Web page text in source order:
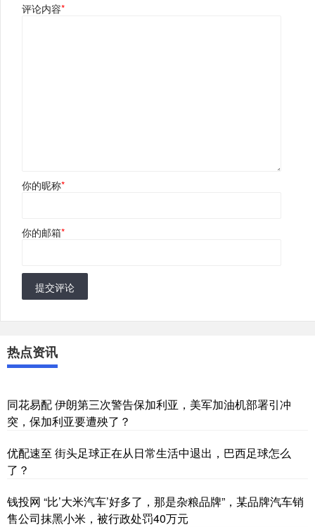
评论内容*
你的昵称*
你的邮箱*
提交评论
热点资讯
同花易配 伊朗第三次警告保加利亚，美军加油机部署引冲
突，保加利亚要遭殃了？
优配速至 街头足球正在从日常生活中退出，巴西足球怎么
了？
钱投网 “比’大米汽车’好多了，那是杂粮品牌”，某品牌汽车销
售公司抹黑小米，被行政处罚40万元